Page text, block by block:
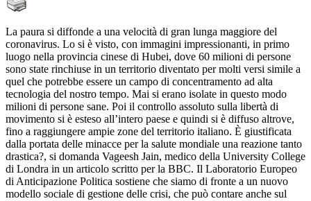
La paura si diffonde a una velocità di gran lunga maggiore del
coronavirus. Lo si è visto, con immagini impressionanti, in primo
luogo nella provincia cinese di Hubei, dove 60 milioni di persone
sono state rinchiuse in un territorio diventato per molti versi simile a
quel che potrebbe essere un campo di concentramento ad alta
tecnologia del nostro tempo. Mai si erano isolate in questo modo
milioni di persone sane. Poi il controllo assoluto sulla libertà di
movimento si è esteso all’intero paese e quindi si è diffuso altrove,
fino a raggiungere ampie zone del territorio italiano. È giustificata
dalla portata delle minacce per la salute mondiale una reazione tanto
drastica?, si domanda Vageesh Jain, medico della University College
di Londra in un articolo scritto per la BBC. Il Laboratorio Europeo
di Anticipazione Politica sostiene che siamo di fronte a un nuovo
modello sociale di gestione delle crisi, che può contare anche sul